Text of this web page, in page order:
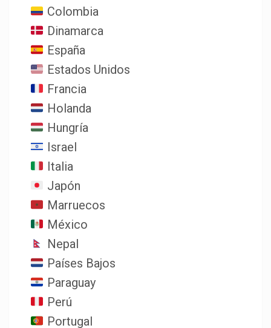
Colombia
Dinamarca
España
Estados Unidos
Francia
Holanda
Hungría
Israel
Italia
Japón
Marruecos
México
Nepal
Países Bajos
Paraguay
Perú
Portugal